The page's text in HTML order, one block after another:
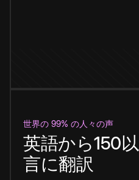
世界の 99% の人々の声
英語から150
言に翻訳